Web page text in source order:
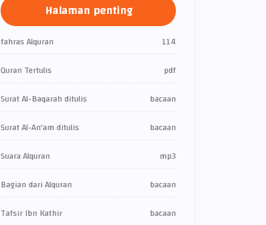
Halaman penting
fahras Alquran
114
Quran Tertulis
pdf
Surat Al-Baqarah ditulis
bacaan
Surat Al-An'am ditulis
bacaan
Suara Alquran
mp3
Bagian dari Alquran
bacaan
Tafsir Ibn Kathir
bacaan